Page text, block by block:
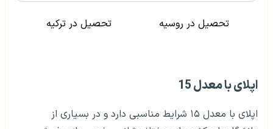
تحصیل در روسیه تحصیل در ترکیه
اپلای با معدل 15
اپلای با معدل ۱۵ شرایط مناسبی دارد و در بسیاری از